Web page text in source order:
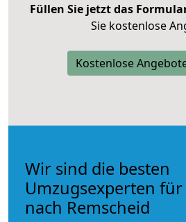
Füllen Sie jetzt das
Sie kostenlose
Kostenlose
Wir sind die besten
Umzugsexperten
nach Remscheid